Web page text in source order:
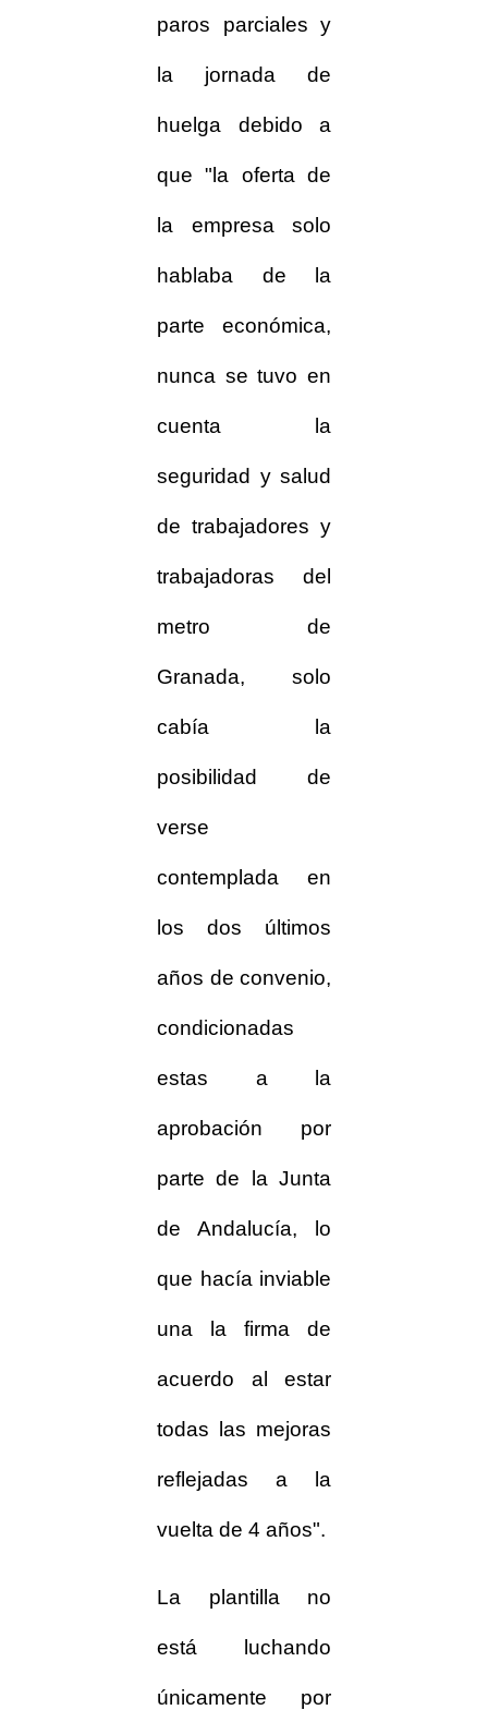
paros parciales y
la jornada de
huelga debido a
que "la oferta de
la empresa solo
hablaba de la
parte económica,
nunca se tuvo en
cuenta la
seguridad y salud
de trabajadores y
trabajadoras del
metro de
Granada, solo
cabía la
posibilidad de
verse
contemplada en
los dos últimos
años de convenio,
condicionadas
estas a la
aprobación por
parte de la Junta
de Andalucía, lo
que hacía inviable
una la firma de
acuerdo al estar
todas las mejoras
reflejadas a la
vuelta de 4 años".
La plantilla no
está luchando
únicamente por